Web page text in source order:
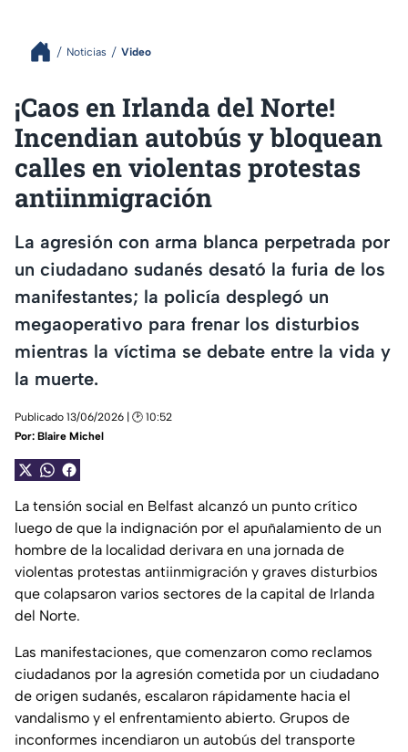
Noticias Video
¡Caos en Irlanda del Norte!
Incendian autobús y bloquean
calles en violentas protestas
antiinmigración
La agresión con arma blanca perpetrada por
un ciudadano sudanés desató la furia de los
manifestantes; la policía desplegó un
megaoperativo para frenar los disturbios
mientras la víctima se debate entre la vida y
la muerte.
Publicado 13/06/2026 | 🕑 10:52
Por: Blaire Michel
La tensión social en Belfast alcanzó un punto crítico
luego de que la indignación por el apuñalamiento de un
hombre de la localidad derivara en una jornada de
violentas protestas antiinmigración y graves disturbios
que colapsaron varios sectores de la capital de Irlanda
del Norte.
Las manifestaciones, que comenzaron como reclamos
ciudadanos por la agresión cometida por un ciudadano
de origen sudanés, escalaron rápidamente hacia el
vandalismo y el enfrentamiento abierto. Grupos de
inconformes incendiaron un autobús del transporte